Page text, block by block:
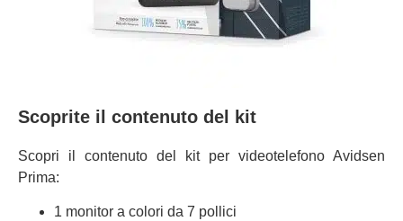
Scoprite il contenuto del kit
Scopri il contenuto del kit per videotelefono Avidsen
Prima:
1 monitor a colori da 7 pollici